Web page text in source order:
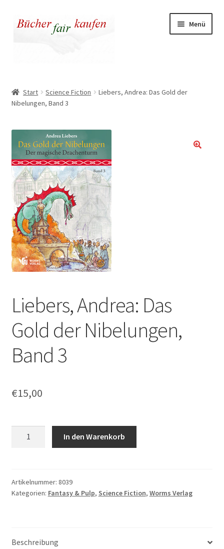
Zur
Navigation
Zum
Inhalt
Menü
Kasse
Warenkorb
Warum fair kaufen
Start Science Fiction
Liebers, Andrea: Das Gold der
Nibelungen, Band 3
Liebers, Andrea: Das
Gold der Nibelungen,
Band 3
€15,00
der
Nibelungen,
In den Warenkorb
Artikelnummer: 8039
Kategorien: Fantasy & Pulp, Science Fiction, Worms Verlag
Beschreibung